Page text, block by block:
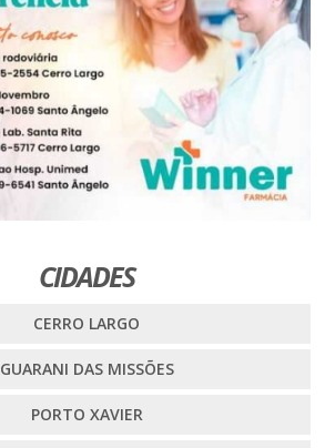
CIDADES
CERRO LARGO
GUARANI DAS MISSÕES
PORTO XAVIER